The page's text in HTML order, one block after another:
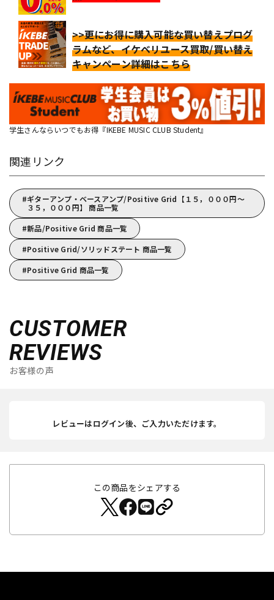
>>更にお得に購入可能な買い替えプログ
ラムなど、イケベリユース買取/買い替え
キャンペーン詳細はこちら
学生さんならいつでもお得『IKEBE MUSIC CLUB Student』
関連リンク
ギターアンプ・ベースアンプ/Positive Grid【１５，０００円～
３５，０００円】 商品一覧
新品/Positive Grid 商品一覧
Positive Grid/ソリッドステート 商品一覧
Positive Grid 商品一覧
CUSTOMER
REVIEWS
お客様の声
レビューはログイン後、ご入力いただけます。
この商品をシェアする